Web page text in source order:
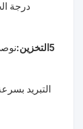
5التخزين:
التبريد